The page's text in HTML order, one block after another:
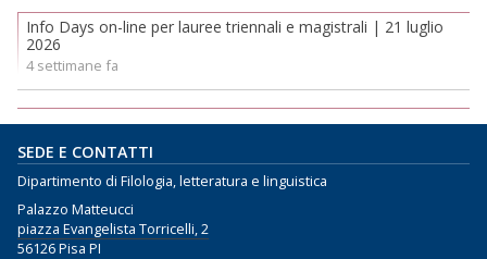
Info Days on-line per lauree triennali e magistrali | 21 luglio
2026
4 settimane fa
SEDE E CONTATTI
Dipartimento di Filologia, letteratura e linguistica
Palazzo Matteucci
piazza Evangelista Torricelli, 2
56126 Pisa PI